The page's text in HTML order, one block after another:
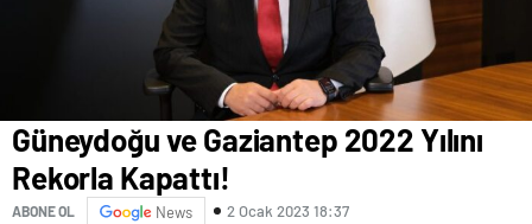
Güneydoğu ve Gaziantep 2022 Yılını
Rekorla Kapattı!
ABONE OL News 2 Ocak 2023 18:37